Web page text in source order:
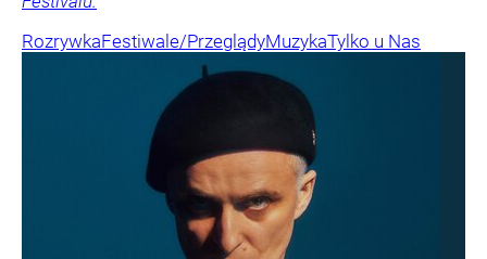
RozrywkaFestiwale/PrzeglądyMuzykaTylko u Nas